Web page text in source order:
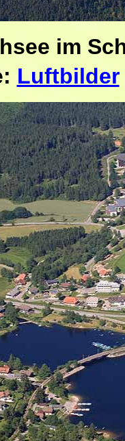
im
Luftbilder